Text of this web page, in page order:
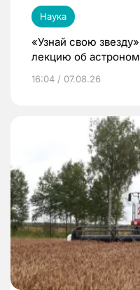
Наука
«Узнай свою
лекцию об
16:04 / 07.08.26